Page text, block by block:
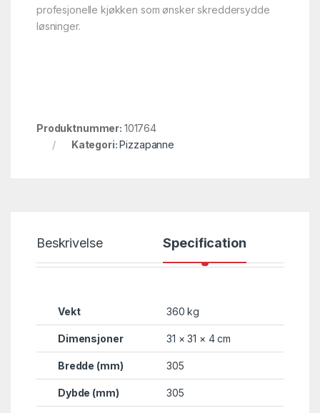
profesjonelle kjøkken som ønsker skreddersydde
løsninger.
Produktnummer: 101764
Kategori:Pizzapanne
Beskrivelse Specification
Vekt 360 kg
Dimensjoner 31 × 31 × 4 cm
Bredde (mm) 305
Dybde (mm) 305